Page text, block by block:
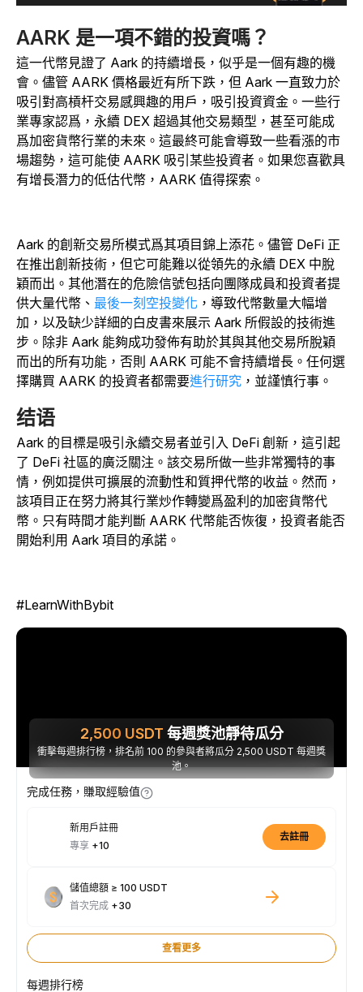
AARK 是一項不錯的投資嗎？
這一代幣見證了 Aark 的持續增長，似乎是一個有趣的機
會。儘管 AARK 價格最近有所下跌，但 Aark 一直致力於
吸引對高槓杆交易感興趣的用戶，吸引投資資金。一些行
業專家認爲，永續 DEX 超過其他交易類型，甚至可能成
爲加密貨幣行業的未來。這最終可能會導致一些看漲的市
場趨勢，這可能使 AARK 吸引某些投資者。如果您喜歡具
有增長潛力的低估代幣，AARK 值得探索。
Aark 的創新交易所模式爲其項目錦上添花。儘管 DeFi 正
在推出創新技術，但它可能難以從領先的永續 DEX 中脫
穎而出。其他潛在的危險信號包括向團隊成員和投資者提
供大量代幣、 最後一刻空投變化 ，導致代幣數量大幅增
加，以及缺少詳細的白皮書來展示 Aark 所假設的技術進
步。除非 Aark 能夠成功發佈有助於其與其他交易所脫穎
而出的所有功能，否則 AARK 可能不會持續增長。任何選
擇購買 AARK 的投資者都需要進行研究 ，並謹慎行事。
结语
Aark 的目標是吸引永續交易者並引入 DeFi 創新，這引起
了 DeFi 社區的廣泛關注。該交易所做一些非常獨特的事
情，例如提供可擴展的流動性和質押代幣的收益。然而，
該項目正在努力將其行業炒作轉變爲盈利的加密貨幣代
幣。只有時間才能判斷 AARK 代幣能否恢復，投資者能否
開始利用 Aark 項目的承諾。
#LearnWithBybit
2,500 USDT 每週獎池靜待瓜分
衝擊每週排行榜，排名前 100 的參與者將瓜分 2,500 USDT 每週獎
池。
完成任務，賺取經驗值
新用戶註冊
專享 +10
去註冊
儲值總額 ≥ 100 USDT
首次完成 +30
查看更多
每週排行榜